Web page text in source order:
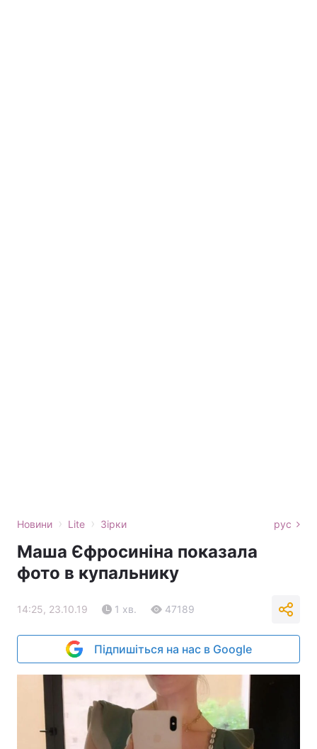
Новини › Lite › Зірки рус
Маша Єфросиніна показала
фото в купальнику
14:25, 23.10.19 1 хв. 47189
Підпишіться на нас в Google